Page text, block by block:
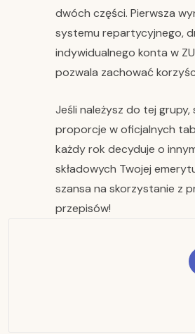
dwóch części. Pierwsza
systemu repartycyjnego,
indywidualnego konta w
pozwala zachować
Jeśli należysz do tej grupy,
proporcje w oficjalnych
każdy rok decyduje o
składowych Twojej
szansa na skorzystanie z
przepisów!